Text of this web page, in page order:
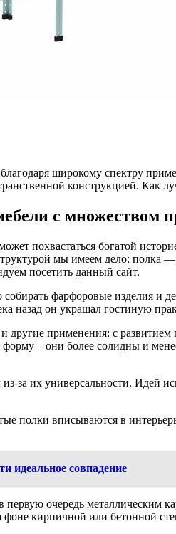
широкому спектру
конструкцией. Как
с множеством
похвастаться богатой
мы имеем дело:
посетить данный сайт.
фарфоровые изделия
назад он украшал гостиную
применения: с развитием
– они более солидны и
их универсальности. Идей
полки вписываются в
идеальное совпадение
очередь металлическим
фоне кирпичной или бетонной